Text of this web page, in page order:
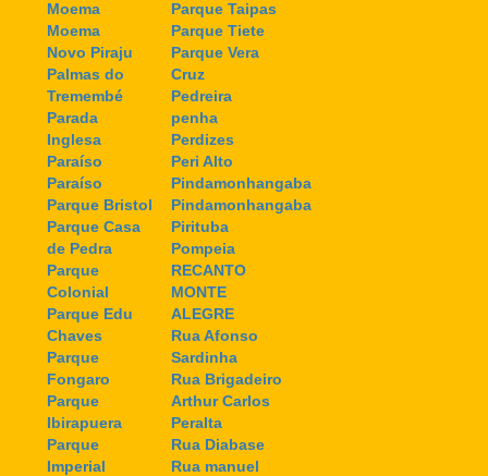
Moema
Moema
Novo Piraju
Palmas do
Tremembé
Parada
Inglesa
Paraíso
Paraíso
Parque Bristol
Parque Casa
de Pedra
Parque
Colonial
Parque Edu
Chaves
Parque
Fongaro
Parque
Ibirapuera
Parque
Imperial
Parque Taipas
Parque Tiete
Parque Vera
Cruz
Pedreira
penha
Perdizes
Peri Alto
Pindamonhangaba
Pindamonhangaba
Pirituba
Pompeia
RECANTO
MONTE
ALEGRE
Rua Afonso
Sardinha
Rua Brigadeiro
Arthur Carlos
Peralta
Rua Diabase
Rua manuel